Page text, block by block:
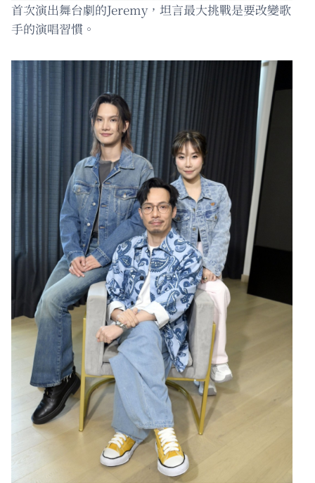
首次演出舞台劇的Jeremy，坦言最大挑戰是要改變歌
手的演唱習慣。